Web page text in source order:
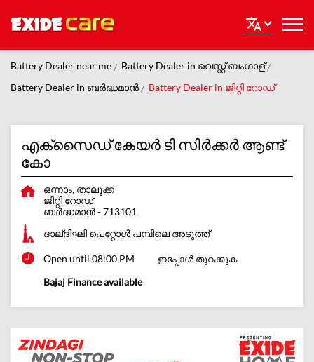
Battery Dealer near me
Battery Dealer in വെസ്റ്റ് ബംഗാള്
Battery Dealer in ബർദ്ധമാൻ
Battery Dealer in ജിറ്റി റോഡ്
എക്സൈഡ് കേയർ ടി സിർക്കർ ആണ്ട്
കോ
ഒന്നാം, താലൂക്ക്
ജിറ്റി റോഡ്
ബർദ്ധമാൻ-713101
ദാല്ദിഘി പെറ്റോൾ പമ്പിലെ അടുത്ത്
Open until 08:00 PM ഇപ്പോള്‍ തുറക്കുക
Bajaj Finance available